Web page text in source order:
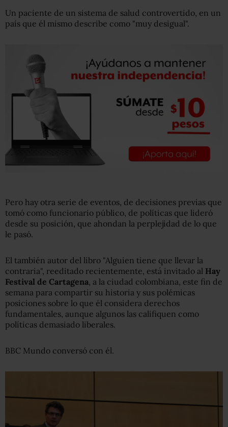
Un paciente de un sistema de salud controvertido, en un
país que él mismo describe como "muy desigual".
Pero hay otra serie de eventos, de decisiones previas que
tomó como funcionario público, de políticas que lideró
desde su posición, que ahondan la perplejidad de lo que
le pasó.
El también autor del libro "Alguien tiene que llevar la
contraria", reeditado recientemente, está invitado al Hay
Festival de Cartagena , a la ciudad colombiana, este fin de
semana para compartir su historia y sus polémicas
posiciones sobre lo que él considera derechos
fundamentales, aunque algunos las califiquen como
políticas demasiado liberales.
BBC Mundo conversó con él.